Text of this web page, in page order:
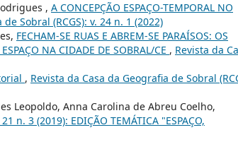
, A CONCEPÇÃO ESPAÇO-TEMPORAL NO
Sobral (RCGS): v. 24 n. 1 (2022)
FECHAM-SE RUAS E ABREM-SE PARAÍSOS: OS
NA CIDADE DE SOBRAL/CE , Revista da
, Revista da Casa da Geografia de Sobral
Leopoldo, Anna Carolina de Abreu Coelho,
n. 3 (2019): EDIÇÃO TEMÁTICA "ESPAÇO,